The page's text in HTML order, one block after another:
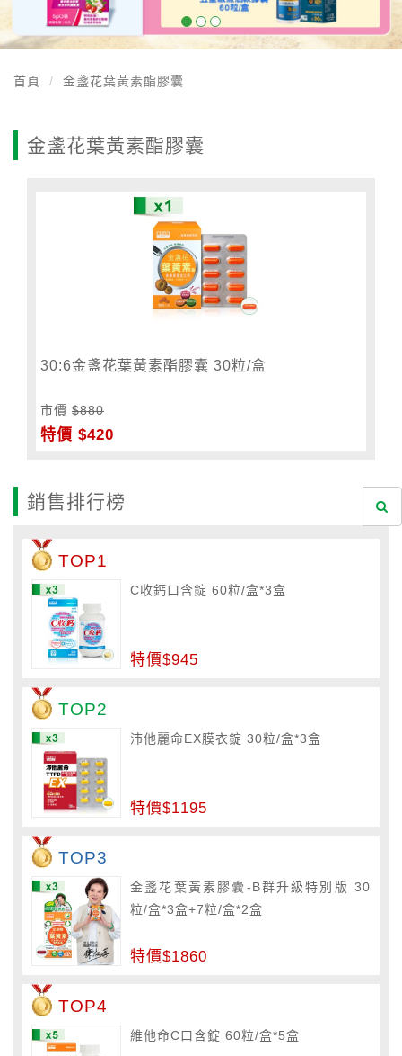
首頁 金盞花葉黃素酯膠囊
金盞花葉黃素酯膠囊
30:6金盞花葉黃素酯膠囊 30粒/盒
市價 $880
特價 $420
銷售排行榜
TOP1
C收鈣口含錠 60粒/盒*3盒
特價$945
TOP2
沛他麗命EX膜衣錠 30粒/盒*3盒
特價$1195
TOP3
金盞花葉黃素膠囊-B群升級特別版 30
粒/盒*3盒+7粒/盒*2盒
特價$1860
TOP4
維他命C口含錠 60粒/盒*5盒